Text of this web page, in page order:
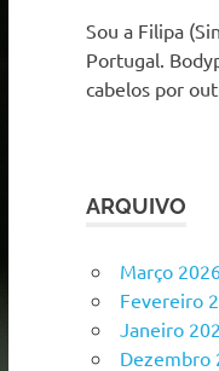
Sou a Filipa
Portugal.
cabelos por
ARQUIVO
Março
Fevereiro
Janeiro
Dezembro